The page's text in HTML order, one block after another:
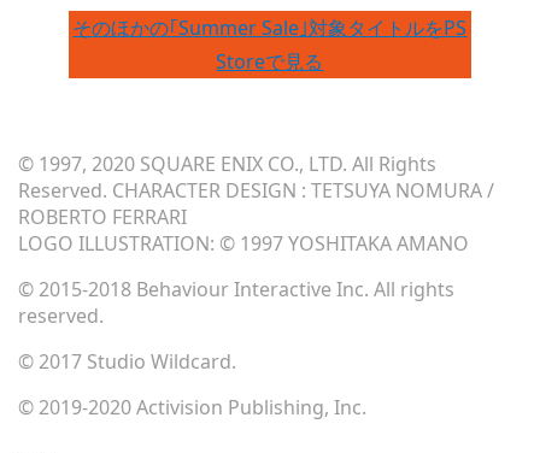
そのほかの｢Summer Sale｣対象タイトルをPS
Storeで見る
© 1997, 2020 SQUARE ENIX CO., LTD. All Rights
Reserved. CHARACTER DESIGN : TETSUYA NOMURA /
ROBERTO FERRARI
LOGO ILLUSTRATION: © 1997 YOSHITAKA AMANO
© 2015-2018 Behaviour Interactive Inc. All rights
reserved.
© 2017 Studio Wildcard.
© 2019-2020 Activision Publishing, Inc.